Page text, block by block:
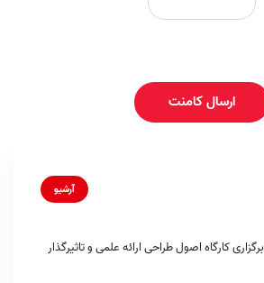
ارسال کامنت
آرشیو
برگزاری کارگاه اصول طراحی ارائه علمی و تاثیرگذار